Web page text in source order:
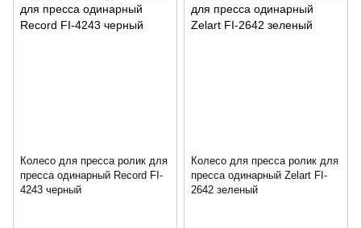
Колесо для пресса ролик для
пресса одинарный Record FI-
4243 черный
Колесо для пресса ролик для
пресса одинарный Zelart FI-
2642 зеленый